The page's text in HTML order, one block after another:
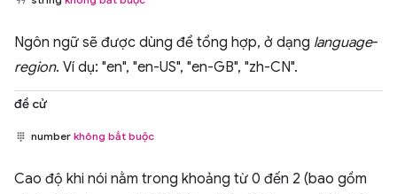
Ngôn ngữ sẽ được dùng để tổng hợp, ở dạng language-
region. Ví dụ: "en", "en-US", "en-GB", "zh-CN".
đề cử
number không bắt buộc
Cao độ khi nói nằm trong khoảng từ 0 đến 2 (bao gồm